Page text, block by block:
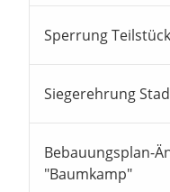
Sperrung
Siegerehrung
Bebauungsplan-
"Baumkamp"